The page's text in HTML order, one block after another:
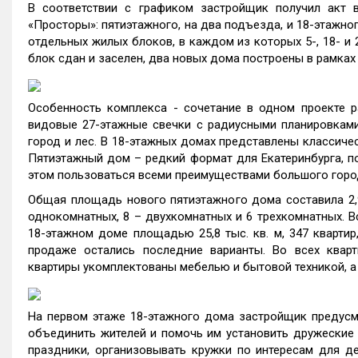
В соответствии с графиком застройщик получил
«Просторы»: пятиэтажного, на два подъезда, и 18-
отдельных жилых блоков, в каждом из которых 5-, 18-
блок сдан и заселен, два новых дома построены в
Особенность комплекса - сочетание в одном
видовые 27-этажные свечки с радиусными
город и лес. В 18-этажных домах представлены
Пятиэтажный дом – редкий формат для Екатеринбурга,
этом пользоваться всеми преимуществами большого
Общая площадь нового пятиэтажного дома составила
однокомнатных, 8 – двухкомнатных и 6 трехкомнатных.
18-этажном доме площадью 25,8 тыс. кв. м, 347
продаже остались последние варианты. Во всех
квартиры укомплектованы мебелью и бытовой техникой,
На первом этаже 18-этажного дома застройщик
объединить жителей и помочь им установить
праздники, организовывать кружки по интересам для